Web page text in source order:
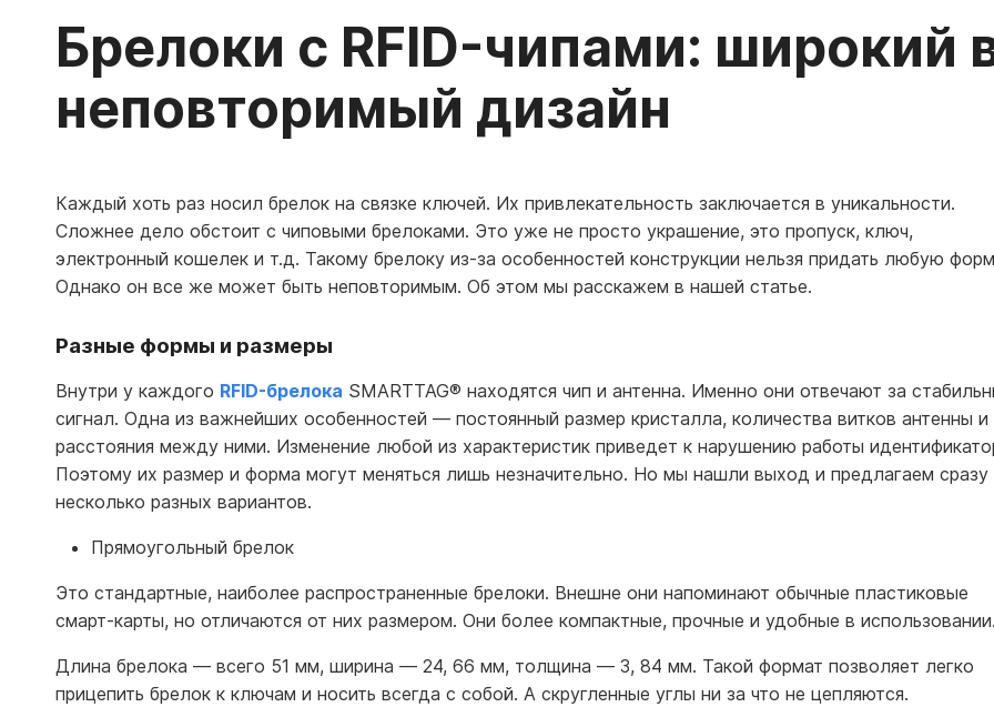
Брелоки с RFID-чипами: широкий
неповторимый дизайн
Каждый хоть раз носил брелок на связке ключей. Их привлекательность заключается в уникальности.
Сложнее дело обстоит с чиповыми брелоками. Это уже не просто украшение, это пропуск, ключ,
электронный кошелек и т.д. Такому брелоку из-за особенностей конструкции нельзя придать любую
Однако он все же может быть неповторимым. Об этом мы расскажем в нашей статье.
Разные формы и размеры
Внутри у каждого RFID-брелока SMARTTAG® находятся чип и антенна. Именно они отвечают за
сигнал. Одна из важнейших особенностей — постоянный размер кристалла, количества витков антенны и
расстояния между ними. Изменение любой из характеристик приведет к нарушению работы
Поэтому их размер и форма могут меняться лишь незначительно. Но мы нашли выход и предлагаем сразу
несколько разных вариантов.
Прямоугольный брелок
Это стандартные, наиболее распространенные брелоки. Внешне они напоминают обычные пластиковые
смарт-карты, но отличаются от них размером. Они более компактные, прочные и удобные в использовании.
Длина брелока — всего 51 мм, ширина — 24, 66 мм, толщина — 3, 84 мм. Такой формат позволяет легко
прицепить брелок к ключам и носить всегда с собой. А скругленные углы ни за что не цепляются.